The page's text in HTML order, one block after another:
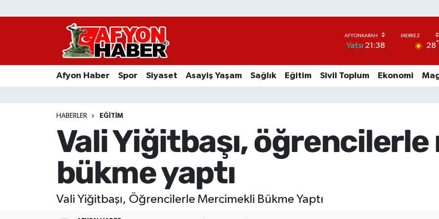
Yatsı 21:38 28°
Afyon Haber Spor Siyaset Asayiş Yaşam Sağlık Eğitim Sivil Toplum Ekonomi
HABERLER EĞITIM
Vali Yiğitbaşı,
bükme yaptı
Vali Yiğitbaşı, Öğrencilerle Mercimekli Bükme Yaptı
Afyon Haber
Asayiş Yaşam
Sivil Toplum